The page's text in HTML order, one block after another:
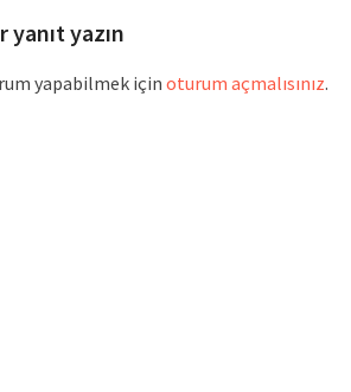
yanıt yazın
yapabilmek içinoturum açmalısınız.